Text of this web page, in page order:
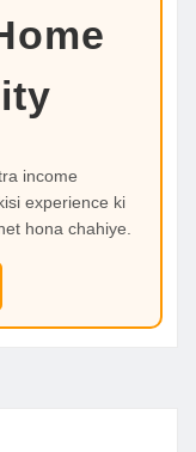
income
experience ki
hona chahiye.